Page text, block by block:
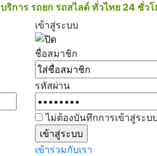
บริการ รถยก รถสไลด์ ทั่วไทย 24 ชั่วโ
เข้าสู่ระบบ
ชื่อสมาชิก
รหัสผ่าน
ไม่ต้องบันทึกการเข้าสู่ระบบ
เข้าร่วมกับเรา